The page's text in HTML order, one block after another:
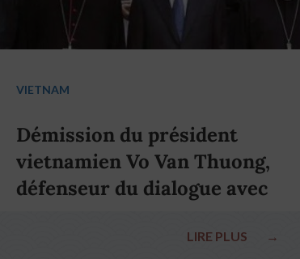
VIETNAM
Démission du président
vietnamien Vo Van Thuong,
défenseur du dialogue avec
LIRE PLUS →